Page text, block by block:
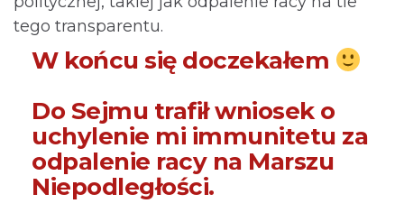
tego transparentu.
W końcu się doczekałem
Do Sejmu trafił wniosek o
uchylenie mi immunitetu za
odpalenie racy na Marszu
Niepodległości.